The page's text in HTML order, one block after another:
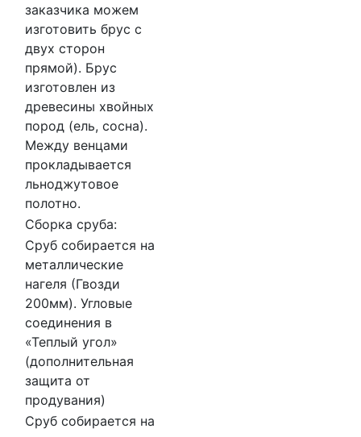
заказчика можем
изготовить брус с
двух сторон
прямой). Брус
изготовлен из
древесины хвойных
пород (ель, сосна).
Между венцами
прокладывается
льноджутовое
полотно.
Сборка сруба:
Сруб собирается на
металлические
нагеля (Гвозди
200мм). Угловые
соединения в
«Теплый угол»
(дополнительная
защита от
продувания)
Сруб собирается на